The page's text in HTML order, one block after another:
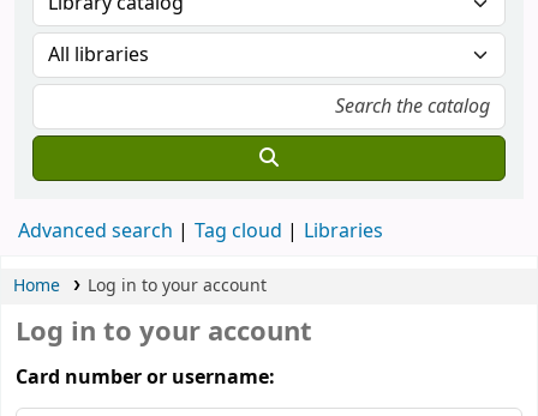
Advanced search Tag cloud Libraries
Home Log in to your account
Log in to your account
Card number or username: